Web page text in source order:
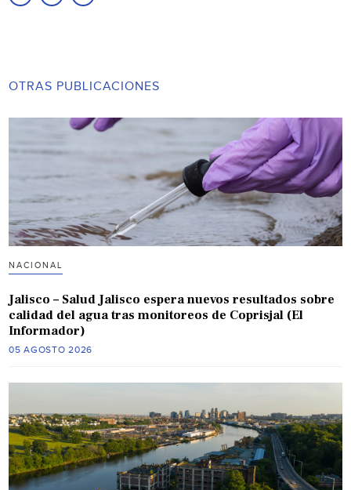
OTRAS PUBLICACIONES
NACIONAL
Jalisco – Salud Jalisco espera nuevos resultados sobre
calidad del agua tras monitoreos de Coprisjal (El
Informador)
05 AGOSTO 2026